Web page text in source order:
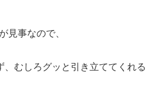
見事なので、
、むしろグッと引き立ててくれる